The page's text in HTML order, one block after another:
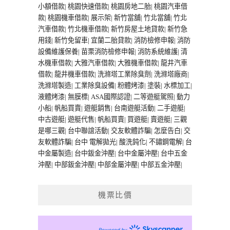
小額借款| 桃園快速借款| 桃園房地二胎| 桃園汽車借
款| 桃園機車借款| 展示架| 新竹當舖| 竹北當舖| 竹北
汽車借款| 竹北機車借款| 新竹房屋土地貸款| 新竹急
用錢| 新竹免留車| 宜蘭二胎貸款| 消防檢修申報| 消防
設備維護保養| 苗栗消防檢修申報| 消防系統維護| 清
水機車借款| 大雅汽車借款| 大雅機車借款| 龍井汽車
借款| 龍井機車借款| 洗滌塔工業除臭劑 | 洗滌塔廠商|
洗滌塔製造| 工業除臭設備| 粉體烤漆| 塗裝| 水標加工|
液體烤漆| 無膜標| ASA國際認證| 二等遊艇駕照| 動力
小船| 帆船買賣| 遊艇銷售| 台南遊艇活動| 二手遊艇|
中古遊艇| 遊艇代售| 帆船買賣| 買遊艇| 賣遊艇| 三觀
是哪三觀| 台中聯誼活動| 交友軟體詐騙| 怎麼告白| 交
友軟體詐騙| 台中 電解拋光| 酸洗鈍化| 不鏽鋼電解| 台
中金屬製造| 台中鈑金沖壓| 台中金屬沖壓| 台中五金
沖壓| 中部鈑金沖壓| 中部金屬沖壓| 中部五金沖壓|
機票比價